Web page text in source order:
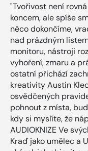
"Tvořivost není
koncem, ale spíše
něco dokončíme,
nad prázdným
monitoru, nástroji
vyhoření, zmaru a
ostatní přichází
kreativity Austin
osvědčených
pohnout z místa,
kdy si myslíte, že
AUDIOKNIZE Ve
Kraď jako umělec a